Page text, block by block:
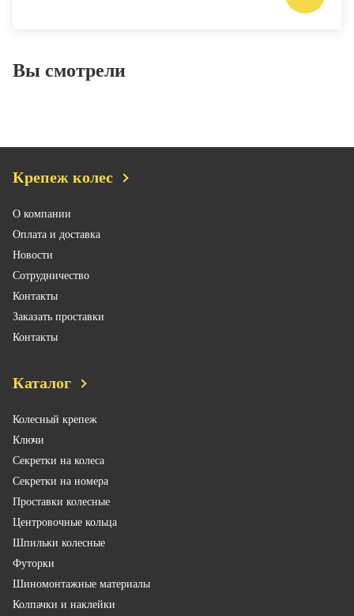
Вы смотрели
Крепеж колес
О компании
Оплата и доставка
Новости
Сотрудничество
Контакты
Заказать проставки
Контакты
Каталог
Колесный крепеж
Ключи
Секретки на колеса
Секретки на номера
Проставки колесные
Центровочные кольца
Шпильки колесные
Футорки
Шиномонтажные материалы
Колпачки и наклейки